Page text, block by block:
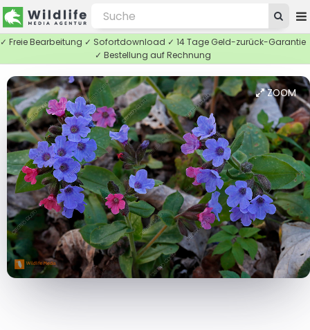
✓ Freie Bearbeitung ✓ Sofortdownload ✓ 14 Tage Geld-zurück-Garantie
✓ Bestellung auf Rechnung
ZOOM